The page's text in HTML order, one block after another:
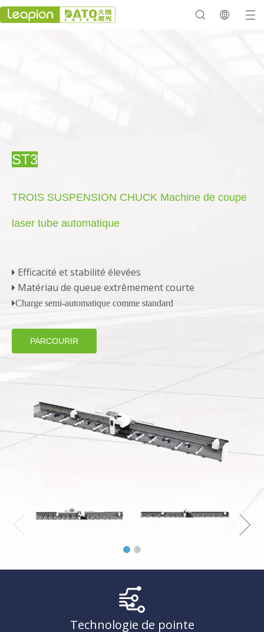
ST3
TROIS SUSPENSION CHUCK Machine de coupe
laser tube automatique
 Efficacité et stabilité élevées
 Matériau de queue extrêmement courte
Charge semi-automatique comme standard
PARCOURIR
Technologie de pointe